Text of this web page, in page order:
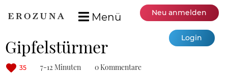
Menü Neu anmelden
Login
Gipfelstürmer
35 7-12 Minuten 0 Kommentare